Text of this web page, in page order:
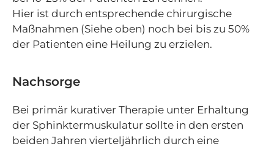
Hier ist durch entsprechende chirurgische
Maßnahmen (Siehe oben) noch bei bis zu 50%
der Patienten eine Heilung zu erzielen.
Nachsorge
Bei primär kurativer Therapie unter Erhaltung
der Sphinktermuskulatur sollte in den ersten
beiden Jahren vierteljährlich durch eine